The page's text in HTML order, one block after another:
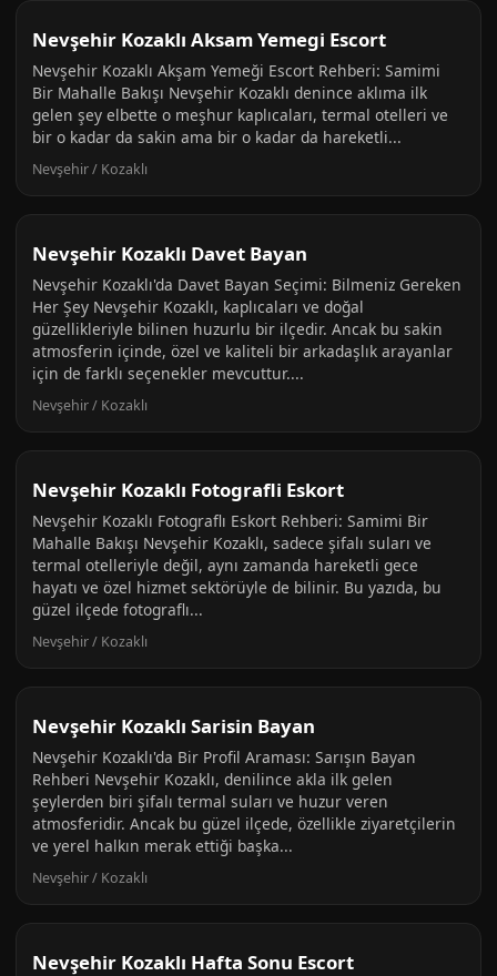
Nevşehir Kozaklı Aksam Yemegi Escort
Nevşehir Kozaklı Akşam Yemeği Escort Rehberi: Samimi
Bir Mahalle Bakışı Nevşehir Kozaklı denince aklıma ilk
gelen şey elbette o meşhur kaplıcaları, termal otelleri ve
bir o kadar da sakin ama bir o kadar da hareketli...
Nevşehir / Kozaklı
Nevşehir Kozaklı Davet Bayan
Nevşehir Kozaklı'da Davet Bayan Seçimi: Bilmeniz Gereken
Her Şey Nevşehir Kozaklı, kaplıcaları ve doğal
güzellikleriyle bilinen huzurlu bir ilçedir. Ancak bu sakin
atmosferin içinde, özel ve kaliteli bir arkadaşlık arayanlar
için de farklı seçenekler mevcuttur....
Nevşehir / Kozaklı
Nevşehir Kozaklı Fotografli Eskort
Nevşehir Kozaklı Fotograflı Eskort Rehberi: Samimi Bir
Mahalle Bakışı Nevşehir Kozaklı, sadece şifalı suları ve
termal otelleriyle değil, aynı zamanda hareketli gece
hayatı ve özel hizmet sektörüyle de bilinir. Bu yazıda, bu
güzel ilçede fotograflı...
Nevşehir / Kozaklı
Nevşehir Kozaklı Sarisin Bayan
Nevşehir Kozaklı'da Bir Profil Araması: Sarışın Bayan
Rehberi Nevşehir Kozaklı, denilince akla ilk gelen
şeylerden biri şifalı termal suları ve huzur veren
atmosferidir. Ancak bu güzel ilçede, özellikle ziyaretçilerin
ve yerel halkın merak ettiği başka...
Nevşehir / Kozaklı
Nevşehir Kozaklı Hafta Sonu Escort